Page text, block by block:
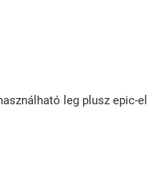
leg plusz epic-el